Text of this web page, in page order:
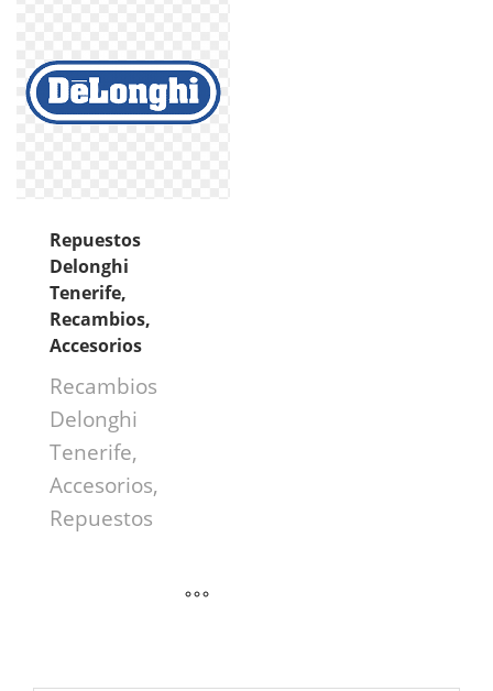
Repuestos
Delonghi
Tenerife,
Recambios,
Accesorios
Recambios
Delonghi
Tenerife,
Accesorios,
Repuestos